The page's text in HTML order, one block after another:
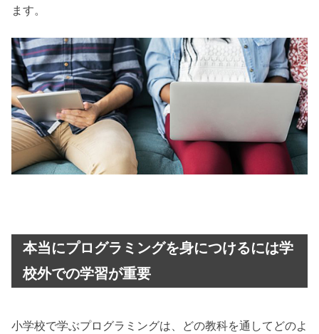
ます。
本当にプログラミングを身につけるには学
校外での学習が重要
小学校で学ぶプログラミングは、どの教科を通してどのよ